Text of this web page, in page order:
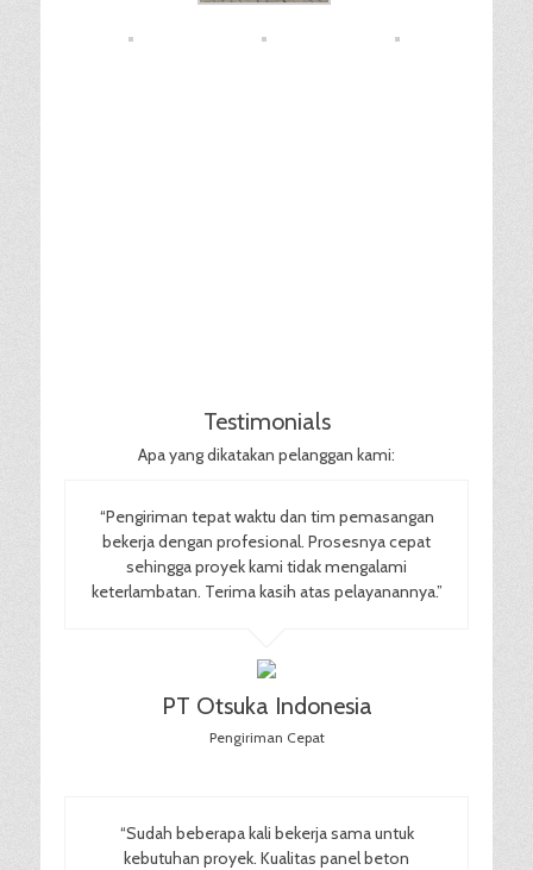
Testimonials
Apa yang dikatakan pelanggan kami:
“Pengiriman tepat waktu dan tim pemasangan
bekerja dengan profesional. Prosesnya cepat
sehingga proyek kami tidak mengalami
keterlambatan. Terima kasih atas pelayanannya.”
PT Otsuka Indonesia
Pengiriman Cepat
“Sudah beberapa kali bekerja sama untuk
kebutuhan proyek. Kualitas panel beton